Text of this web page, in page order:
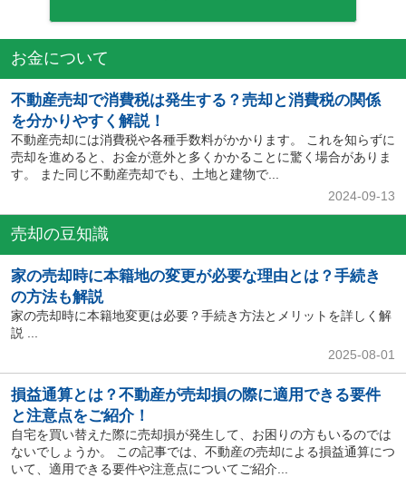
お金について
不動産売却で消費税は発生する？売却と消費税の関係
を分かりやすく解説！
不動産売却には消費税や各種手数料がかかります。 これを知らずに
売却を進めると、お金が意外と多くかかることに驚く場合がありま
す。 また同じ不動産売却でも、土地と建物で...
2024-09-13
売却の豆知識
家の売却時に本籍地の変更が必要な理由とは？手続き
の方法も解説
家の売却時に本籍地変更は必要？手続き方法とメリットを詳しく解
説 ...
2025-08-01
損益通算とは？不動産が売却損の際に適用できる要件
と注意点をご紹介！
自宅を買い替えた際に売却損が発生して、お困りの方もいるのでは
ないでしょうか。 この記事では、不動産の売却による損益通算につ
いて、適用できる要件や注意点についてご紹介...